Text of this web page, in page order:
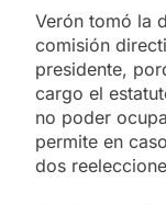
Verón tomó la
comisión
presidente,
cargo el
no poder
permite en
dos